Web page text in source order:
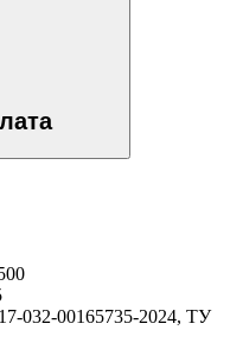
032-00165735-2024, ТУ